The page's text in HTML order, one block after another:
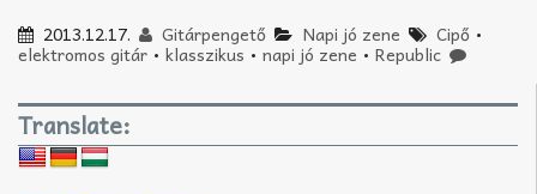
2013.12.17. Gitárpengető Napi jó zene Cipő •
elektromos gitár • klasszikus • napi jó zene • Republic
Translate: